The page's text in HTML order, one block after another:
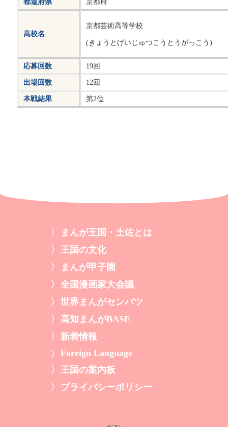
都道府県 京都府
高校名
京都芸術高等学校
(きょうとげいじゅつこうとうがっこう)
応募回数
19回
出場回数
12回
本戦結果
第2位
まんが王国・土佐とは
王国の文化
まんが甲子園
全国漫画家大会議
世界まんがセンバツ
高知まんがBASE
新着情報
Foreign Language
王国の案内板
プライバシーポリシー